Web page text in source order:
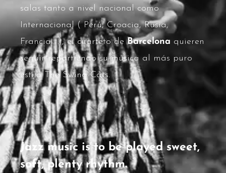
salas tanto a nivel nacional como
Internacional ( Perú, Croacia, Rusia,
Francia… ), el cuarteto deBarcelona quieren
seguir repartiendo su música al más puro
estilo The Swing Cats.
Jazz music is to be played sweet,
soft, plenty rhythm.